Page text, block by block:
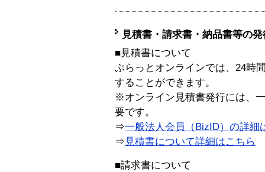
見積書・請求書・納品書等の
■見積書について
ぷらっとオンラインでは、24時
することができます。
※オンライン見積書発行には、
要です。
⇒一般法人会員（BizID）の詳細
⇒ 見積書について詳細はこちら
■請求書について